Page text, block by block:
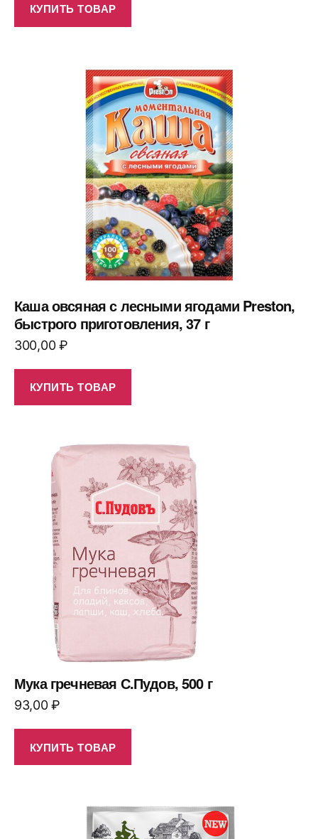
КУПИТЬ ТОВАР
Каша овсяная с лесными ягодами Preston,
быстрого приготовления, 37 г
300,00₽
КУПИТЬ ТОВАР
Мука гречневая С.Пудов, 500 г
93,00₽
КУПИТЬ ТОВАР